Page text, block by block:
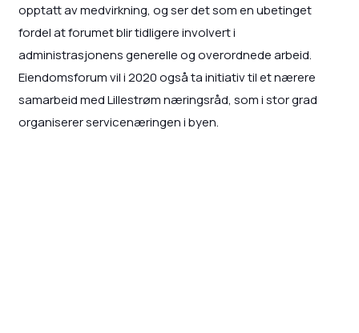
opptatt av medvirkning, og ser det som en ubetinget
fordel at forumet blir tidligere involvert i
administrasjonens generelle og overordnede arbeid.
Eiendomsforum vil i 2020 også ta initiativ til et nærere
samarbeid med Lillestrøm næringsråd, som i stor grad
organiserer servicenæringen i byen.